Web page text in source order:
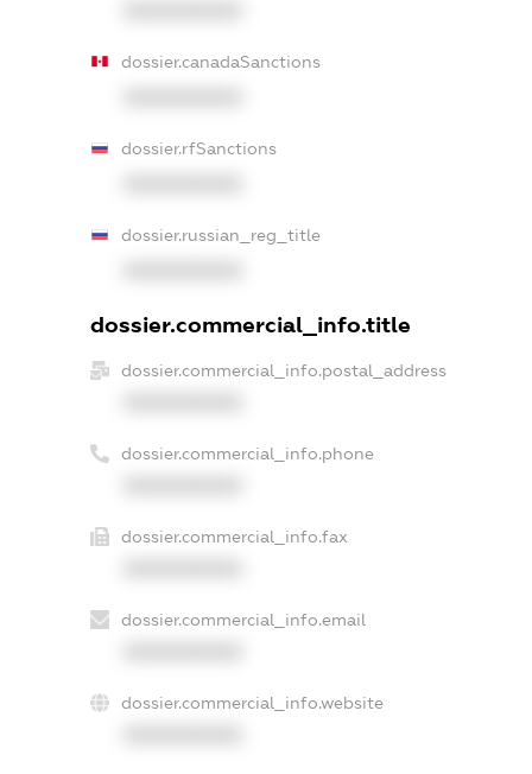
dossier.canadaSanctions
dossier.rfSanctions
dossier.russian_reg_title
dossier.commercial_info.title
dossier.commercial_info.postal_address
dossier.commercial_info.phone
dossier.commercial_info.fax
dossier.commercial_info.email
dossier.commercial_info.website